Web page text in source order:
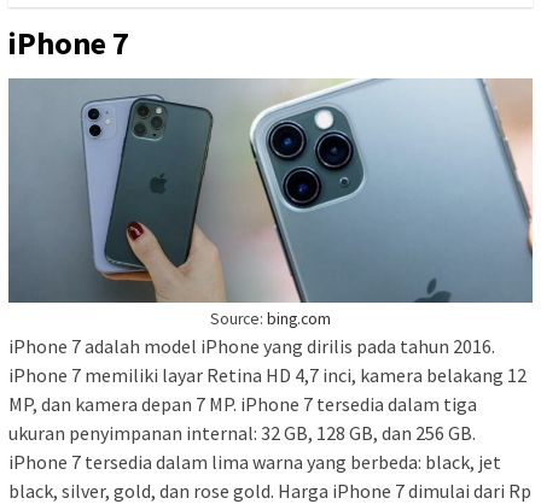
iPhone 7
Source: bing.com
iPhone 7 adalah model iPhone yang dirilis pada tahun 2016.
iPhone 7 memiliki layar Retina HD 4,7 inci, kamera belakang 12
MP, dan kamera depan 7 MP. iPhone 7 tersedia dalam tiga
ukuran penyimpanan internal: 32 GB, 128 GB, dan 256 GB.
iPhone 7 tersedia dalam lima warna yang berbeda: black, jet
black, silver, gold, dan rose gold. Harga iPhone 7 dimulai dari Rp